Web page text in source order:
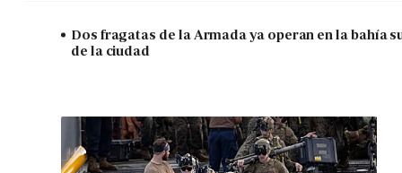
Dos fragatas de la Armada ya operan en la bahía
de la ciudad